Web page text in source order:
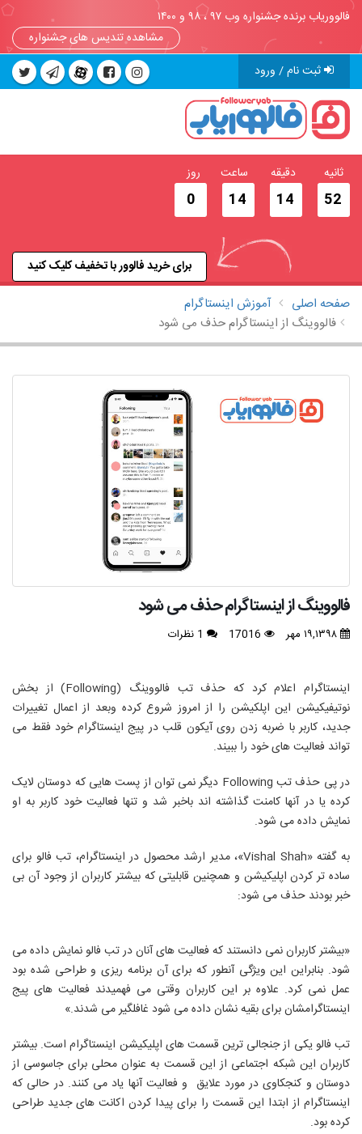
فالووریاب برنده جشنواره وب ۹۷ ، ۹۸ و ۱۴۰۰
مشاهده تندیس های جشنواره
ثبت نام / ورود
52
ثانیه
14
دقیقه
14
ساعت
0
روز
برای خرید فالوور با تخفیف کلیک کنید
صفحه اصلی
آموزش اینستاگرام
فالووینگ از اینستاگرام حذف می شود
فالووینگ از اینستاگرام حذف می شود
اینستاگرام اعلام کرد که حذف تب فالووینگ (Following) از بخش
نوتیفیکیشن این اپلکیشن را از امروز شروع کرده وبعد از اعمال تغییرات
جدید، کاربر با ضربه زدن روی آیکون قلب در پیج اینستاگرام خود فقط می
تواند فعالیت های خود را ببیند.
در پی حذف تب Following دیگر نمی توان از پست هایی که دوستان لایک
کرده یا در آنها کامنت گذاشته اند باخبر شد و تنها فعالیت خود کاربر به او
نمایش داده می شود.
به گفته «Vishal Shah»، مدیر ارشد محصول در اینستاگرام، تب فالو برای
ساده تر کردن اپلیکیشن و همچنین قابلیتی که بیشتر کاربران از وجود آن بی
خبر بودند حذف می شود:
«بیشتر کاربران نمی دانستند که فعالیت های آنان در تب فالو نمایش داده می
شود. بنابراین این ویژگی آنطور که برای آن برنامه ریزی و طراحی شده بود
عمل نمی کرد. علاوه بر این کاربران وقتی می فهمیدند فعالیت های پیج
اینستاگرامشان برای بقیه نشان داده می شود غافلگیر می شدند.»
تب فالو یکی از جنجالی ترین قسمت های اپلیکیشن اینستاگرام است. بیشتر
کاربران این شبکه اجتماعی از این قسمت به عنوان محلی برای جاسوسی از
دوستان و کنجکاوی در مورد علایق و فعالیت آنها یاد می کنند. در حالی که
اینستاگرام از ابتدا این قسمت را برای پیدا کردن اکانت های جدید طراحی
کرده بود.